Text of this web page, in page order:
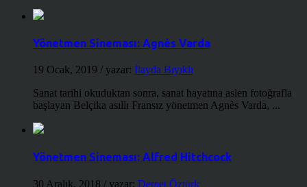
Yönetmen Sineması: Agnès Varda
19 Ocak, 2019 / yazar: İlayda Bıyıklı
Sanat tarihi okuduktan sonra, sanat hayatına aslen fotoğrafla
başlayan Belçika asıllı Fransız yönetmen Agnès Varda, ...
Yönetmen Sineması: Alfred Hitchcock
30 Aralık, 2018 / yazar: Demet Öztürk